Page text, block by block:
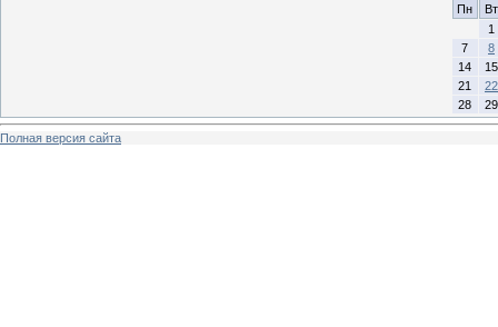
Пн
Вт
1
7
8
14
15
21
22
28
29
Полная версия сайта